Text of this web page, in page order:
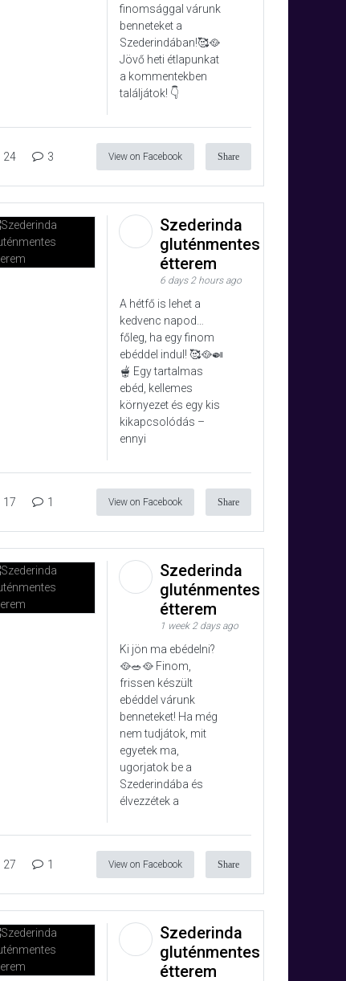
finomsággal várunk
benneteket a
Szederindában!🥰🥘
Jövő heti étlapunkat
a kommentekben
találjátok! 👇
24 3 View on Facebook Share
Szederinda
gluténmentes
étterem
6 days 2 hours ago
A hétfő is lehet a
kedvenc napod…
főleg, ha egy finom
ebéddel indul! 🥰🥘🍛
🫕 Egy tartalmas
ebéd, kellemes
környezet és egy kis
kikapcsolódás –
ennyi
17 1 View on Facebook Share
Szederinda
gluténmentes
étterem
1 week 2 days ago
Ki jön ma ebédelni?
🥘🥗🥘 Finom,
frissen készült
ebéddel várunk
benneteket! Ha még
nem tudjátok, mit
egyetek ma,
ugorjatok be a
Szederindába és
élvezzétek a
27 1 View on Facebook Share
Szederinda
gluténmentes
étterem